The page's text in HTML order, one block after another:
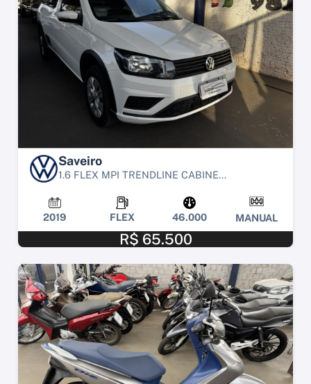
Saveiro
1.6 FLEX MPI TRENDLINE CABINE...
2019 FLEX 46.000 MANUAL
R$ 65.500